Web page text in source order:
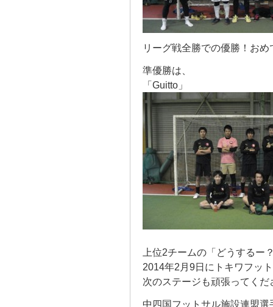
リーグ戦全勝での優勝！お
準優勝は、
「Guitto」
上位2チームの「どうするー
2014年2月9日にトキワフッ
次のステージも頑張ってくだ
中四国フットサル施設連盟